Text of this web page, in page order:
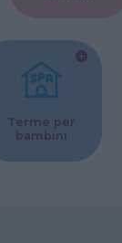
Terme per
bambini